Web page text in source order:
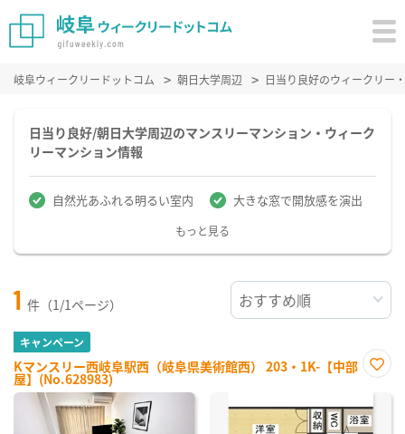
岐阜ウィークリードットコム 朝日大学周辺 日当り良好のウィークリー
日当り良好/朝日大学周辺のマンスリーマンション・ウィーク
リーマンション情報
自然光あふれる明るい室内 大きな窓で開放感を演出
もっと見る
1 件（1/1ページ）
キャンペーン
Kマンスリー西岐阜駅西（岐阜県美術館西） 203・1K-【中部
屋】(No.628983)
に入
り登
録